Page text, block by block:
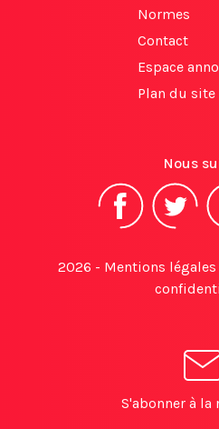
Normes
Contact
Espace
Plan du site
Nous
2026 - Mentions légales
S'abonner à la